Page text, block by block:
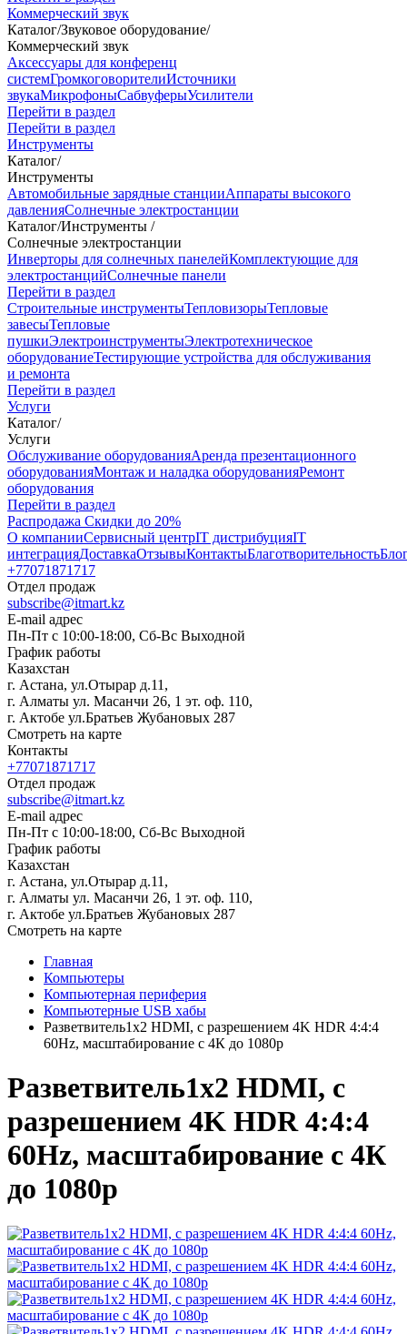
Коммерческий звук
Каталог/Звуковое оборудование/
Коммерческий звук
Аксессуары для конференц
системГромкоговорителиИсточники
звукаМикрофоныСабвуферыУсилители
Перейти в раздел
Перейти в раздел
Инструменты
Каталог/
Инструменты
Автомобильные зарядные станцииАппараты высокого
давленияСолнечные электростанции
Каталог/Инструменты /
Солнечные электростанции
Инверторы для солнечных панелейКомплектующие для
электростанцийСолнечные панели
Перейти в раздел
Строительные инструментыТепловизорыТепловые
завесыТепловые
пушкиЭлектроинструментыЭлектротехническое
оборудованиеТестирующие устройства для обслуживания
и ремонта
Перейти в раздел
Услуги
Каталог/
Услуги
Oбслуживание оборудованияАренда презентационного
оборудованияМонтаж и наладка оборудованияРемонт
оборудования
Перейти в раздел
Распродажа Скидки до 20%
О компанииСервисный центрIT дистрибуцияIT
интеграцияДоставкаОтзывыКонтактыБлаготворительность
+77071871717
Отдел продаж
subscribe@itmart.kz
E-mail адрес
Пн-Пт с 10:00-18:00, Сб-Вс Выходной
График работы
Казахстан
г. Астана, ул.Отырар д.11,
г. Алматы ул. Масанчи 26, 1 эт. оф. 110,
г. Актобе ул.Братьев Жубановых 287
Смотреть на карте
Контакты
+77071871717
Отдел продаж
subscribe@itmart.kz
E-mail адрес
Пн-Пт с 10:00-18:00, Сб-Вс Выходной
График работы
Казахстан
г. Астана, ул.Отырар д.11,
г. Алматы ул. Масанчи 26, 1 эт. оф. 110,
г. Актобе ул.Братьев Жубановых 287
Смотреть на карте
Главная
Компьютеры
Компьютерная периферия
Компьютерные USB хабы
Разветвитель1x2 HDMI, с разрешением 4K HDR 4:4:4
60Hz, масштабирование с 4К до 1080р
Разветвитель1x2 HDMI, с
разрешением 4K HDR 4:4:4
60Hz, масштабирование с 4К
до 1080р